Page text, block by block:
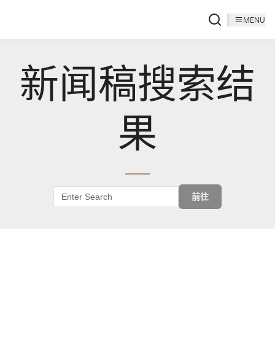
MENU
新闻稿搜索结
果
前往